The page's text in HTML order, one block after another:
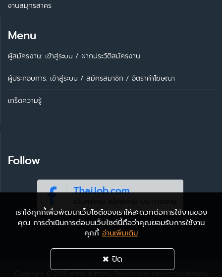
งานสมุทรสาคร
Menu
ผู้สมัครงาน: เข้าสู่ระบบ / ฝากประวัติสมัครงาน
ผู้ประกอบการ: เข้าสู่ระบบ / สมัครสมาชิก / อัตราค่าโฆษณา
เกร็ดความรู้
Follow
เราใช้คุกกี้เพื่อพัฒนาเว็บไซต์ของเราให้สะดวกต่อการใช้งานของ
คุณ การดำเนินการต่อบนเว็บไซต์นี้ถือว่าคุณยอมรับการใช้งาน
คุกกี้ อ่านเพิ่มเติม
ปิด